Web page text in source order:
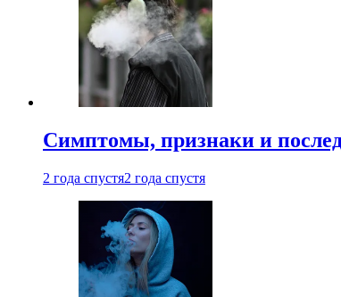
Симптомы, признаки и
2 года спустя2 года спустя